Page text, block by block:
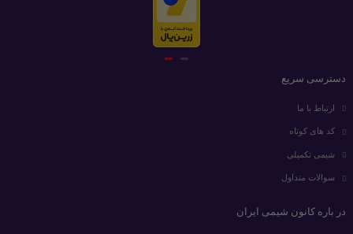
دسترسی سریع
ارتباط با ما
کد های کوتاه
شیمی تکمیلی
سوالات متداول
در باره کانون شیمی ایران